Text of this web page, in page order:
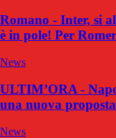
Romano - Inter, si
è in pole! Per
News
ULTIM’ORA -
una nuova proposta
News